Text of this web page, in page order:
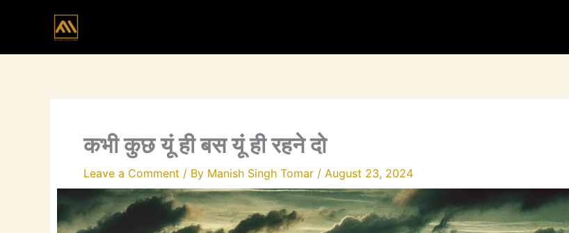
कभी कुछ यूं ही बस यूं ही रहने दो
Leave a Comment / By Manish Singh Tomar / August 23, 2024